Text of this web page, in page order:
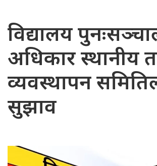
विद्यालय
अधिकार स्थानीय
व्यवस्थापन
सुझाव